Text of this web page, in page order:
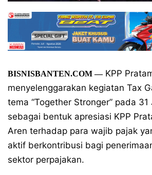
BISNISBANTEN.COM —KPP
menyelenggarakan kegiatan Tax
tema “Together Stronger” pada
sebagai bentuk apresiasi KPP
Aren terhadap para wajib pajak
aktif berkontribusi bagi
sektor perpajakan.